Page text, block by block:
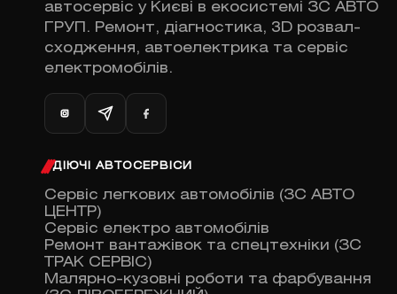
автосервіс у Києві в екосистемі ЗС АВТО
ГРУП. Ремонт, діагностика, 3D розвал-
сходження, автоелектрика та сервіс
електромобілів.
ДІЮЧІ АВТОСЕРВІСИ
Сервіс легкових автомобілів (ЗС АВТО
ЦЕНТР)
Сервіс електро автомобілів
Ремонт вантажівок та спецтехніки (ЗС
ТРАК СЕРВІС)
Малярно-кузовні роботи та фарбування